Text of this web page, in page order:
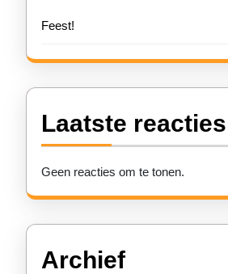
Feest!
Laatste reacties
Geen reacties om te tonen.
Archief